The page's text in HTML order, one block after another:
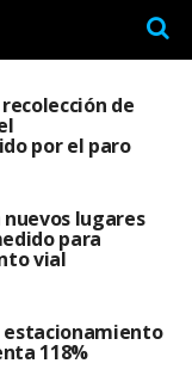
recolección de
por el paro
lugares
para
vial
estacionamiento
118%